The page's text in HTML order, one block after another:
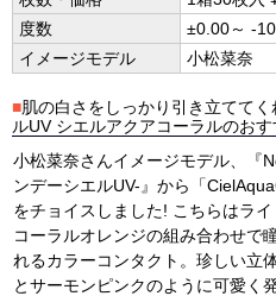
度数
±0.00～ -
イメージモデル
小松菜奈
■肌の白さをしっかり引き立てて
ルUV シエルアクアコーラルのおす
小松菜奈さんイメージモデル、『
ンデーシエルUV-』から「
をチョイスしました! こちらはラ
コーラルオレンジの組み合わせで
れるカラーコンタクト。珍しい立
とサーモンピンクのように可愛く